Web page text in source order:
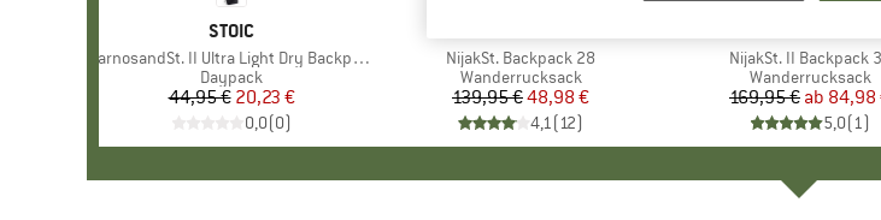
MARKE
STOIC
Artikel
HarnosandSt. II Ultra Light Dry Backpack
Produktgruppe
Daypack
Preis
44,95 €reduzierter Preis
20,23 €
0,0(0)
Artikel
NijakSt. Backpack 28
Produktgruppe
Wanderrucksack
Preis
139,95 €reduzierter Preis
48,98 €
4,1(12)
Artikel
NijakSt. II Backpack
Produktgruppe
Wanderrucksack
Preis
169,95 € ab 84,98
5,0(1)